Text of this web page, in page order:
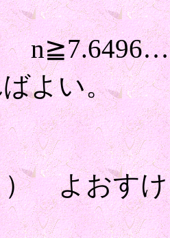
よい。
） よおすけ